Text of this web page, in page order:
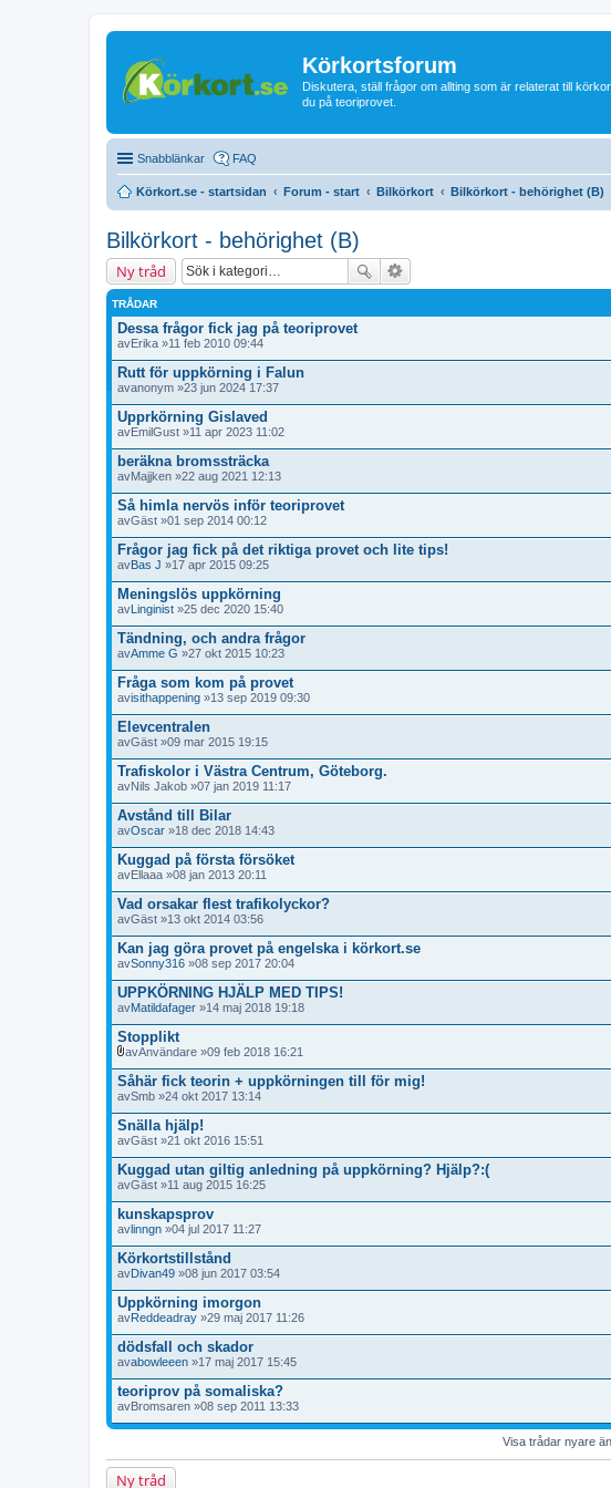
Körkortsforum
Diskutera, ställ frågor om allting som är relaterat till
du på teoriprovet.
Snabblänkar FAQ
Körkort.se - startsidan Forum - start Bilkörkort Bilkörkort - behörighet (B)
Bilkörkort - behörighet (B)
Ny tråd
TRÅDAR
Dessa frågor fick jag på teoriprovet
avErika »11 feb 2010 09:44
Rutt för uppkörning i Falun
avanonym »23 jun 2024 17:37
Upprkörning Gislaved
avEmilGust »11 apr 2023 11:02
beräkna bromssträcka
avMajjken »22 aug 2021 12:13
Så himla nervös inför teoriprovet
avGäst »01 sep 2014 00:12
Frågor jag fick på det riktiga provet och lite tips!
avBas J »17 apr 2015 09:25
Meningslös uppkörning
avLinginist »25 dec 2020 15:40
Tändning, och andra frågor
avAmme G »27 okt 2015 10:23
Fråga som kom på provet
avisithappening »13 sep 2019 09:30
Elevcentralen
avGäst »09 mar 2015 19:15
Trafiskolor i Västra Centrum, Göteborg.
avNils Jakob »07 jan 2019 11:17
Avstånd till Bilar
avOscar »18 dec 2018 14:43
Kuggad på första försöket
avEllaaa »08 jan 2013 20:11
Vad orsakar flest trafikolyckor?
avGäst »13 okt 2014 03:56
Kan jag göra provet på engelska i körkort.se
avSonny316 »08 sep 2017 20:04
UPPKÖRNING HJÄLP MED TIPS!
avMatildafager »14 maj 2018 19:18
Stopplikt
i
l
a
g
o
r
avAnvändare »09 feb 2018 16:21
Såhär fick teorin + uppkörningen till för mig!
avSmb »24 okt 2017 13:14
Snälla hjälp!
avGäst »21 okt 2016 15:51
Kuggad utan giltig anledning på uppkörning? Hjälp?:(
avGäst »11 aug 2015 16:25
kunskapsprov
avlinngn »04 jul 2017 11:27
Körkortstillstånd
avDivan49 »08 jun 2017 03:54
Uppkörning imorgon
avReddeadray »29 maj 2017 11:26
dödsfall och skador
avabowleeen »17 maj 2017 15:45
teoriprov på somaliska?
avBromsaren »08 sep 2011 13:33
Visa trådar nyare
Ny tråd